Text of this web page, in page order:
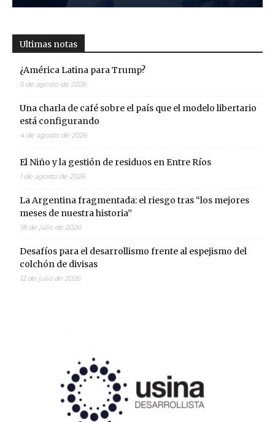
Ultimas notas
¿América Latina para Trump?
5 de agosto de 2026
Una charla de café sobre el país que el modelo libertario
está configurando
4 de agosto de 2026
El Niño y la gestión de residuos en Entre Ríos
1 de agosto de 2026
La Argentina fragmentada: el riesgo tras “los mejores
meses de nuestra historia”
18 de julio de 2026
Desafíos para el desarrollismo frente al espejismo del
colchón de divisas
12 de julio de 2026